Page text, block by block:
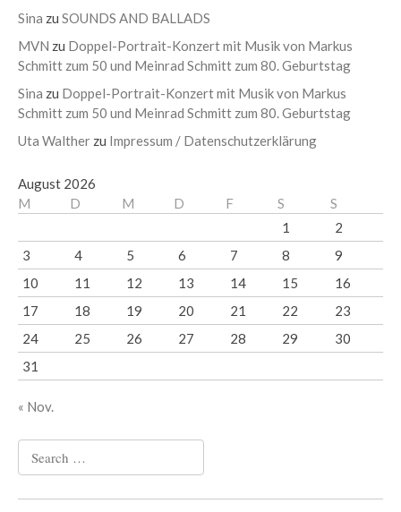
Sina zu SOUNDS AND BALLADS
MVN zu Doppel-Portrait-Konzert mit Musik von Markus
Schmitt zum 50 und Meinrad Schmitt zum 80. Geburtstag
Sina zu Doppel-Portrait-Konzert mit Musik von Markus
Schmitt zum 50 und Meinrad Schmitt zum 80. Geburtstag
Uta Walther zu Impressum / Datenschutzerklärung
August 2026
M
D M D F S
S
1
2
3
4 5 6 7 8
9
10
11 12 13 14 15
16
17
18 19 20 21 22
23
24
25 26 27 28 29
30
31
« Nov.
for: